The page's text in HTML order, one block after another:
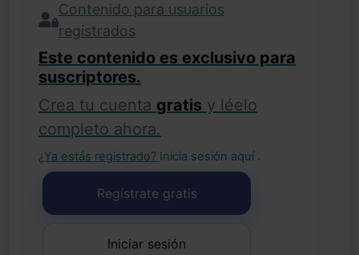
Contenido para usuarios
registrados
Este contenido es exclusivo para
suscriptores.
Crea tu cuenta gratis y léelo
completo ahora.
¿Ya estás registrado? Inicia sesión aquí .
Regístrate gratis
Iniciar sesión